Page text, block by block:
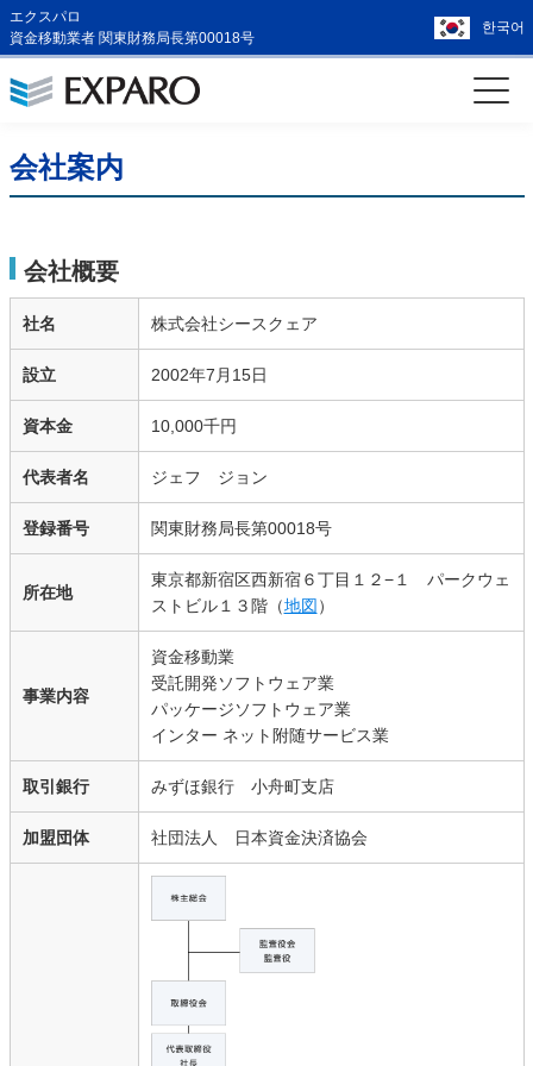
エクスパロ
資金移動業者 関東財務局長第00018号
한국어
会社案内
会社概要
社名 株式会社シースクェア
設立 2002年7月15日
資本金 10,000千円
代表者名 ジェフ ジョン
登録番号 関東財務局長第00018号
所在地
東京都新宿区西新宿６丁目１２−１ パークウェ
ストビル１３階（地図 ）
事業内容
資金移動業
受託開発ソフトウェア業
パッケージソフトウェア業
インター ネット附随サービス業
取引銀行 みずほ銀行 小舟町支店
加盟団体 社団法人 日本資金決済協会